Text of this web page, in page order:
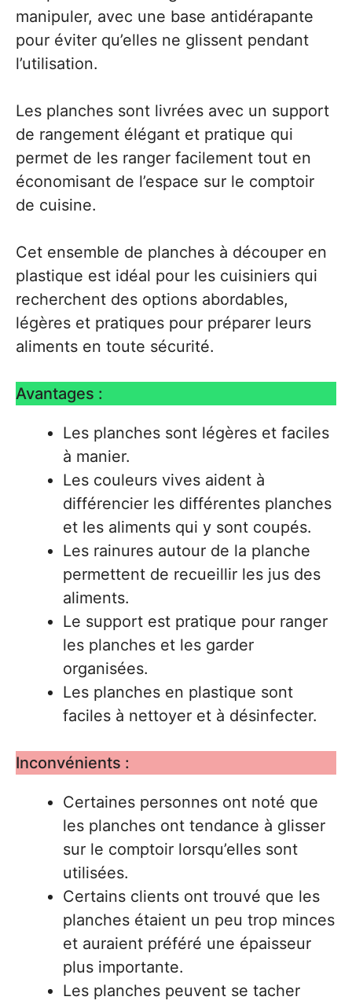
manipuler, avec une base antidérapante
pour éviter qu’elles ne glissent pendant
l’utilisation.
Les planches sont livrées avec un support
de rangement élégant et pratique qui
permet de les ranger facilement tout en
économisant de l’espace sur le comptoir
de cuisine.
Cet ensemble de planches à découper en
plastique est idéal pour les cuisiniers qui
recherchent des options abordables,
légères et pratiques pour préparer leurs
aliments en toute sécurité.
Avantages :
Les planches sont légères et faciles
à manier.
Les couleurs vives aident à
différencier les différentes planches
et les aliments qui y sont coupés.
Les rainures autour de la planche
permettent de recueillir les jus des
aliments.
Le support est pratique pour ranger
les planches et les garder
organisées.
Les planches en plastique sont
faciles à nettoyer et à désinfecter.
Inconvénients :
Certaines personnes ont noté que
les planches ont tendance à glisser
sur le comptoir lorsqu’elles sont
utilisées.
Certains clients ont trouvé que les
planches étaient un peu trop minces
et auraient préféré une épaisseur
plus importante.
Les planches peuvent se tacher